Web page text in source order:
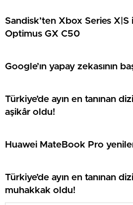
Sandisk’ten Xbox Series
Optimus GX C50
Google’ın yapay zekasının
Türkiye’de ayın en tanınan
aşikâr oldu!
Huawei MateBook Pro
Türkiye’de ayın en tanınan
muhakkak oldu!